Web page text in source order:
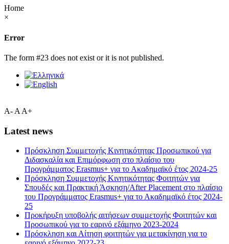
Home
×
Error
The form #23 does not exist or it is not published.
A- A A+
Latest news
Πρόσκληση Συμμετοχής Κινητικότητας Προσωπικού για
Διδασκαλία και Επιμόρφωση στο πλαίσιο του
Προγράμματος Erasmus+ για το Ακαδημαϊκό έτος 2024-25
Πρόσκληση Συμμετοχής Κινητικότητας Φοιτητών για
Σπουδές και Πρακτική Άσκηση/After Placement στο πλαίσιο
του Προγράμματος Erasmus+ για το Ακαδημαϊκό έτος 2024-
25
Προκήρυξη υποβολής αιτήσεων συμμετοχής Φοιτητών και
Προσωπικού για το εαρινό εξάμηνο 2023-2024
Πρόσκληση και Αίτηση φοιτητών για μετακίνηση για το